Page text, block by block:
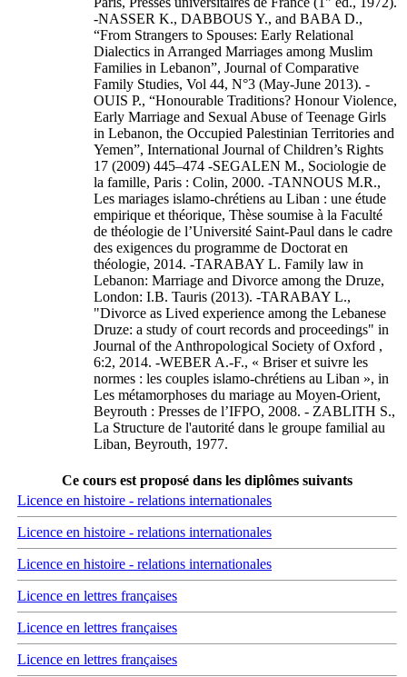
-NASSER K., DABBOUS Y., and BABA D.,
“From Strangers to Spouses: Early Relational
Dialectics in Arranged Marriages among Muslim
Families in Lebanon”, Journal of Comparative
Family Studies, Vol 44, N°3 (May-June 2013). -
OUIS P., “Honourable Traditions? Honour Violence,
Early Marriage and Sexual Abuse of Teenage Girls
in Lebanon, the Occupied Palestinian Territories and
Yemen”, International Journal of Children’s Rights
17 (2009) 445–474 -SEGALEN M., Sociologie de
la famille, Paris : Colin, 2000. -TANNOUS M.R.,
Les mariages islamo-chrétiens au Liban : une étude
empirique et théorique, Thèse soumise à la Faculté
de théologie de l’Université Saint-Paul dans le cadre
des exigences du programme de Doctorat en
théologie, 2014. -TARABAY L. Family law in
Lebanon: Marriage and Divorce among the Druze,
London: I.B. Tauris (2013). -TARABAY L.,
"Divorce as Lived experience among the Lebanese
Druze: a study of court records and proceedings" in
Journal of the Anthropological Society of Oxford ,
6:2, 2014. -WEBER A.-F., « Briser et suivre les
normes : les couples islamo-chrétiens au Liban », in
Les métamorphoses du mariage au Moyen-Orient,
Beyrouth : Presses de l’IFPO, 2008. - ZABLITH S.,
La Structure de l'autorité dans le groupe familial au
Liban, Beyrouth, 1977.
Ce cours est proposé dans les diplômes suivants
Licence en histoire - relations internationales
Licence en histoire - relations internationales
Licence en histoire - relations internationales
Licence en lettres françaises
Licence en lettres françaises
Licence en lettres françaises